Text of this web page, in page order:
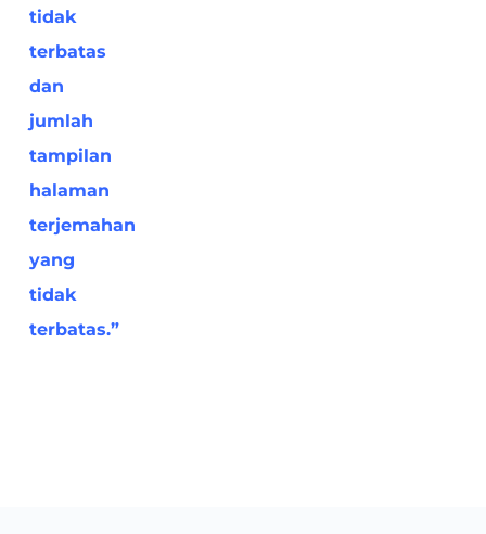
tidak
terbatas
dan
jumlah
tampilan
halaman
terjemahan
yang
tidak
terbatas.”